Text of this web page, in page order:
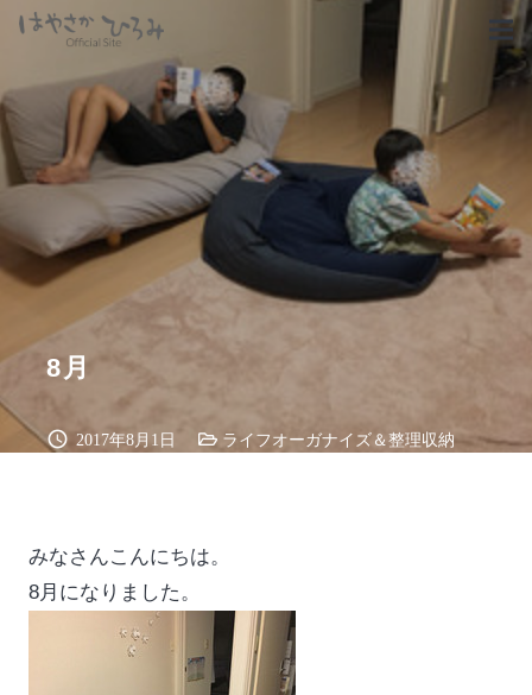
8月
schedule 2017年8月1日 ライフオーガナイズ＆整理収納
みなさんこんにちは。
8月になりました。